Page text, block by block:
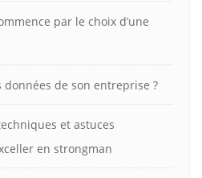
par le choix d’une
de son entreprise ?
et astuces
en strongman